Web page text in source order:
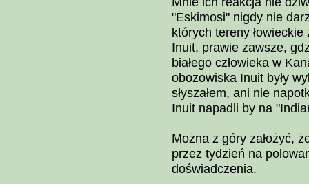
"Eskimosi" nigdy nie
których tereny
Inuit, prawie zawsze,
białego człowieka w
obozowiska Inuit były
słyszałem, ani nie
Inuit napadli by na
Można z góry założyć,
przez tydzień na
doświadczenia.